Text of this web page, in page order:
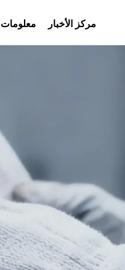
معلومات مركز الأخبار